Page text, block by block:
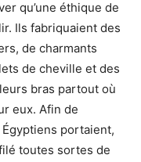
qu’une éthique de
Ils fabriquaient des
de charmants
de cheville et des
bras partout où
eux. Afin de
portaient,
toutes sortes de